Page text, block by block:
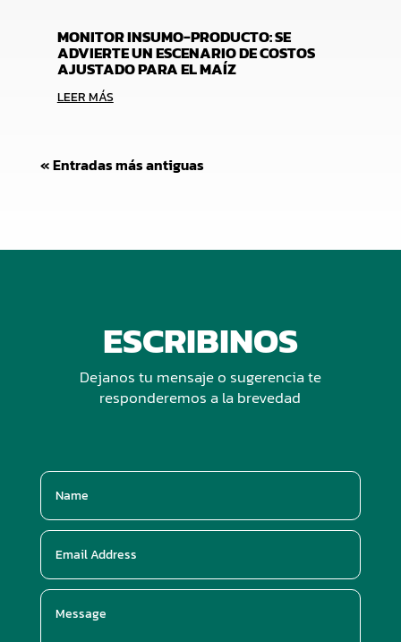
MONITOR INSUMO-PRODUCTO: SE
ADVIERTE UN ESCENARIO DE COSTOS
AJUSTADO PARA EL MAÍZ
LEER MÁS
« Entradas más antiguas
ESCRIBINOS
Dejanos tu mensaje o sugerencia te
responderemos a la brevedad